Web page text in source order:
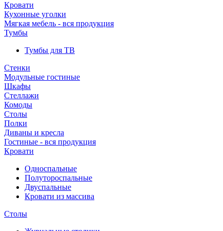
Кровати
Кухонные уголки
Мягкая мебель - вся продукция
Тумбы
Тумбы для ТВ
Стенки
Модульные гостиные
Шкафы
Стеллажи
Комоды
Столы
Полки
Диваны и кресла
Гостиные - вся продукция
Кровати
Односпальные
Полутороспальные
Двуспальные
Кровати из массива
Столы